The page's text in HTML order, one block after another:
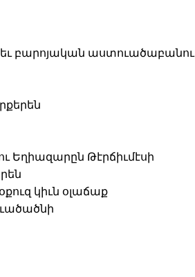
բարոյական
Եղիազարըն Թէրճիւմէսի
կիւն օլաճաք